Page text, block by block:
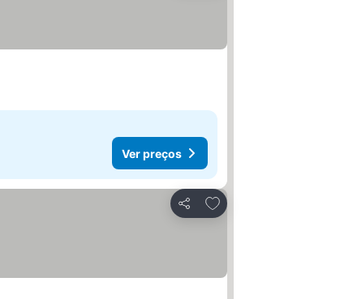
Ver preços
Partilhar
Adicionar aos favoritos